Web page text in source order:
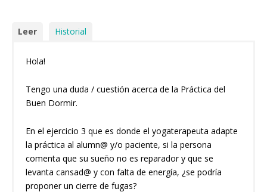
Leer Historial
Hola!
Tengo una duda / cuestión acerca de la Práctica del
Buen Dormir.
En el ejercicio 3 que es donde el yogaterapeuta adapte
la práctica al alumn@ y/o paciente, si la persona
comenta que su sueño no es reparador y que se
levanta cansad@ y con falta de energía, ¿se podría
proponer un cierre de fugas?